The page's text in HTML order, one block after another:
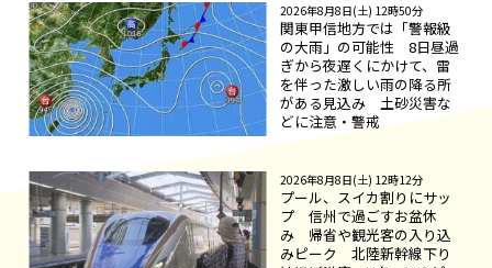
2026年8月8日(土) 12時50分
関東甲信地方では「警報級
の大雨」の可能性 8日昼過
ぎから夜遅くにかけて、雷
を伴った激しい雨の降る所
がある見込み 土砂災害な
どに注意・警戒
2026年8月8日(土) 12時12分
プール、スイカ割りにサッ
プ 信州で過ごすお盆休
み 帰省や観光客の入り込
みピーク 北陸新幹線下り